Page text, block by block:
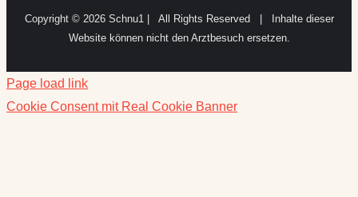
Copyright © 2026 Schnu1 | All Rights Reserved | Inhalte dieser
Website können nicht den Arztbesuch ersetzen.
Page load link
Cookie Consent mit Real Cookie Banner